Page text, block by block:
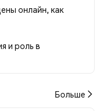
онлайн, как
и роль в
Больше